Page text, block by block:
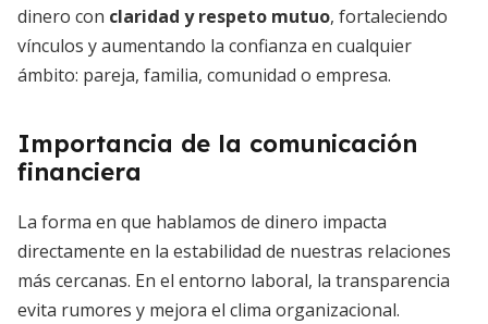
dinero con claridad y respeto mutuo, fortaleciendo
vínculos y aumentando la confianza en cualquier
ámbito: pareja, familia, comunidad o empresa.
Importancia de la comunicación
financiera
La forma en que hablamos de dinero impacta
directamente en la estabilidad de nuestras relaciones
más cercanas. En el entorno laboral, la transparencia
evita rumores y mejora el clima organizacional.